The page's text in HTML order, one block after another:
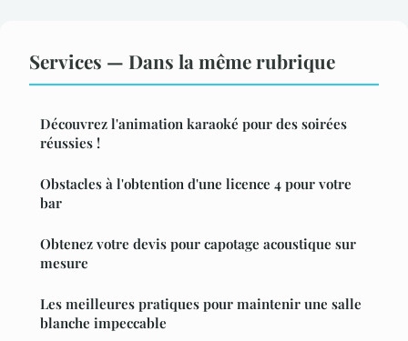
Services — Dans la même rubrique
Découvrez l'animation karaoké pour des soirées
réussies !
Obstacles à l'obtention d'une licence 4 pour votre
bar
Obtenez votre devis pour capotage acoustique sur
mesure
Les meilleures pratiques pour maintenir une salle
blanche impeccable